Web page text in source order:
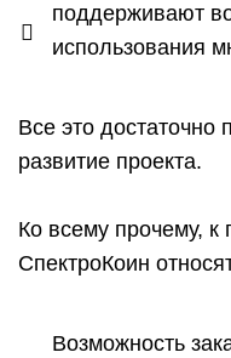
поддерживают
использования
Все это достаточно
развитие проекта.
Ко всему прочему,
СпектроКоин
Возможность